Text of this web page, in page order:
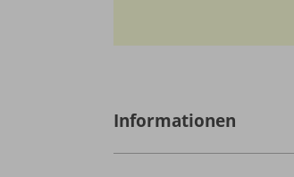
Informationen